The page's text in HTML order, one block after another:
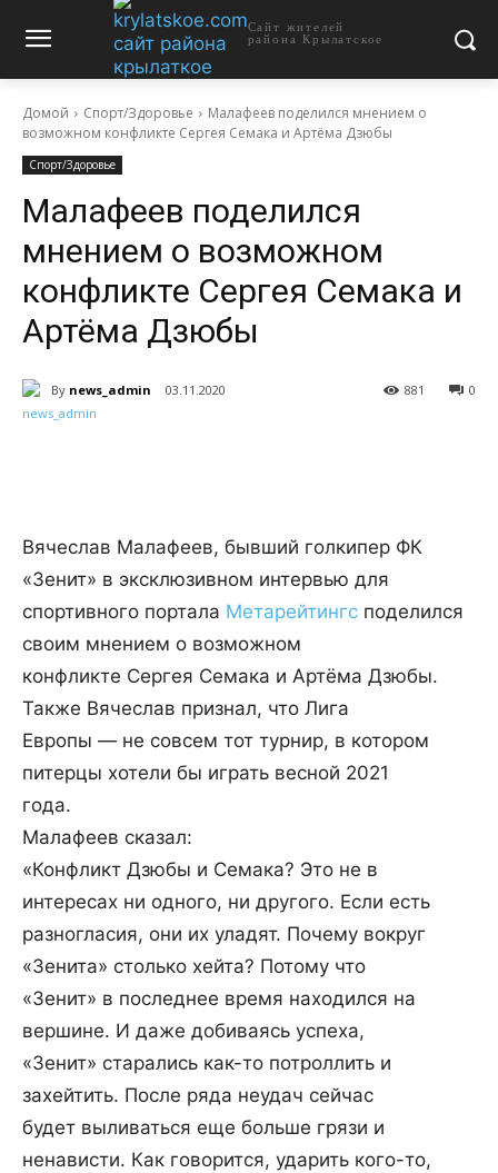
Сайт жителей
района Крылатское
Домой Спорт/Здоровье
Малафеев поделился мнением о
возможном конфликте Сергея Семака и Артёма Дзюбы
Спорт/Здоровье
Малафеев поделился
мнением о возможном
конфликте Сергея Семака и
Артёма Дзюбы
By news_admin 03.11.2020 0
881
Вячеслав Малафеев, бывший голкипер ФК
«Зенит» в эксклюзивном интервью для
спортивного портала Метарейтингс поделился
своим мнением о возможном
конфликте Сергея Семака и Артёма Дзюбы.
Также Вячеслав признал, что Лига
Европы — не совсем тот турнир, в котором
питерцы хотели бы играть весной 2021
года.
Малафеев сказал:
«Конфликт Дзюбы и Семака? Это не в
интересах ни одного, ни другого. Если есть
разногласия, они их уладят. Почему вокруг
«Зенита» столько хейта? Потому что
«Зенит» в последнее время находился на
вершине. И даже добиваясь успеха,
«Зенит» старались как-то потроллить и
захейтить. После ряда неудач сейчас
будет выливаться еще больше грязи и
ненависти. Как говорится, ударить кого-то,